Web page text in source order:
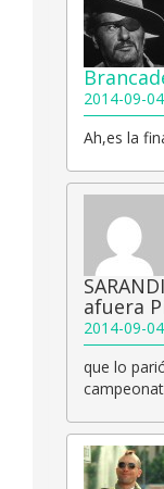
2014-09-
Ah,es la
afuera
2014-09-
que lo